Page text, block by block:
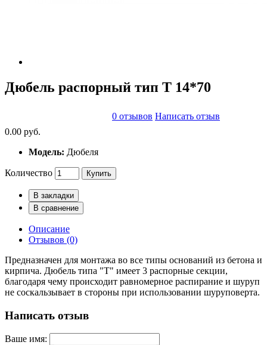
Дюбель распорный тип Т 14*70
0 отзывов Написать отзыв
0.00 руб.
Модель: Дюбеля
Количество Купить
В закладки
В сравнение
Описание
Отзывов (0)
Предназначен для монтажа во все типы оснований из бетона и
кирпича. Дюбель типа "Т" имеет 3 распорные секции,
благодаря чему происходит равномерное распирание и шуруп
не соскальзывает в стороны при использовании шуруповерта.
Написать отзыв
Ваше имя: